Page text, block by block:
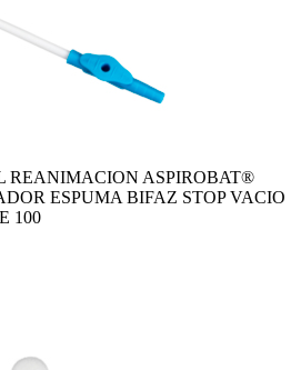
REANIMACION ASPIROBAT®
ESPUMA BIFAZ STOP VACIO
100